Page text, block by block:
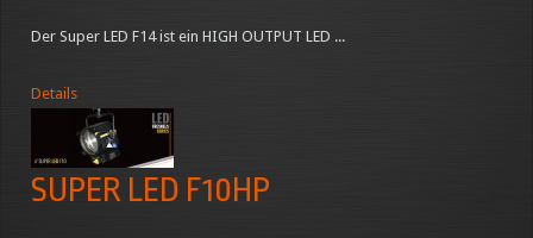
Der Super LED F14 ist ein HIGH OUTPUT LED ...
Details
SUPER LED F10HP